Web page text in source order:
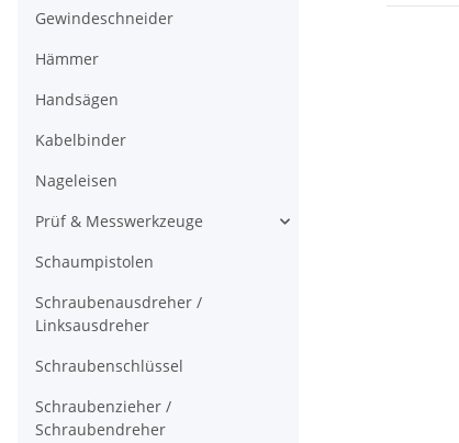
Gewindeschneider
Hämmer
Handsägen
Kabelbinder
Nageleisen
Prüf & Messwerkzeuge
Schaumpistolen
Schraubenausdreher /
Linksausdreher
Schraubenschlüssel
Schraubenzieher /
Schraubendreher